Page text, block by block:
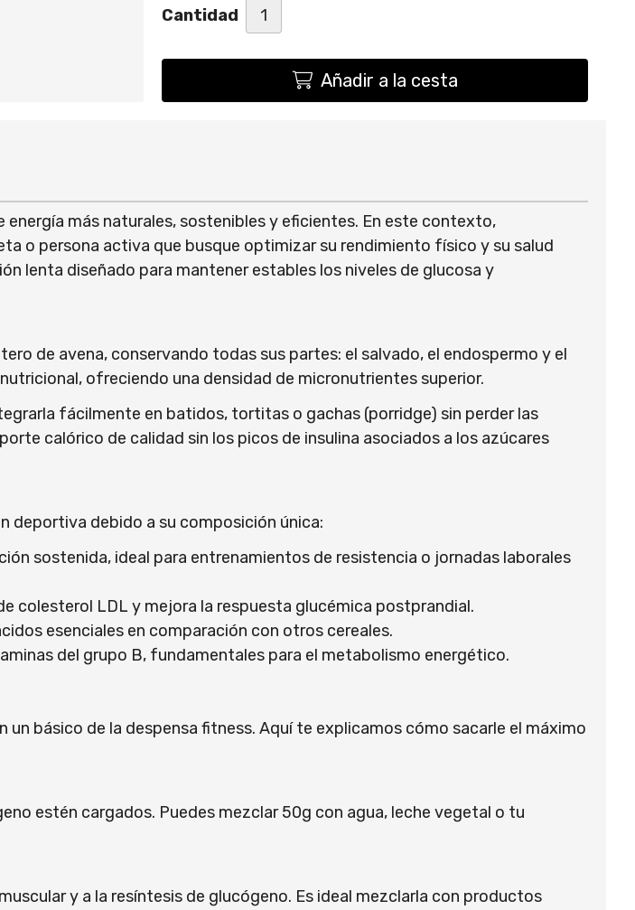
Cantidad
Añadir a la cesta
más naturales, sostenibles y eficientes. En este contexto,
o persona activa que busque optimizar su rendimiento físico y su salud
lenta diseñado para mantener estables los niveles de glucosa y
de avena, conservando todas sus partes: el salvado, el endospermo y el
ofreciendo una densidad de micronutrientes superior.
fácilmente en batidos, tortitas o gachas (porridge) sin perder las
calórico de calidad sin los picos de insulina asociados a los azúcares
deportiva debido a su composición única:
sostenida, ideal para entrenamientos de resistencia o jornadas laborales
colesterol LDL y mejora la respuesta glucémica postprandial.
esenciales en comparación con otros cereales.
del grupo B, fundamentales para el metabolismo energético.
un básico de la despensa fitness. Aquí te explicamos cómo sacarle el máximo
estén cargados. Puedes mezclar 50g con agua, leche vegetal o tu
y a la resíntesis de glucógeno. Es ideal mezclarla con productos